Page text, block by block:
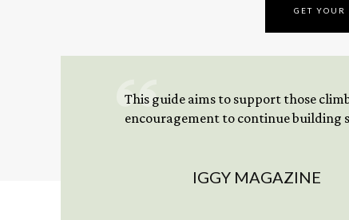
GET YOUR
This guide aims to support those
encouragement to continue building
IGGY MAGAZINE